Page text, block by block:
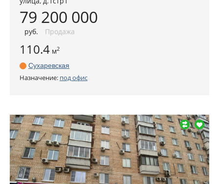
79 200 000
руб. Продажа
110.4 м2
Сухаревская
Назначение: под офис